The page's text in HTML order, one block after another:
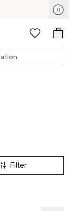
Favoriter
Filter